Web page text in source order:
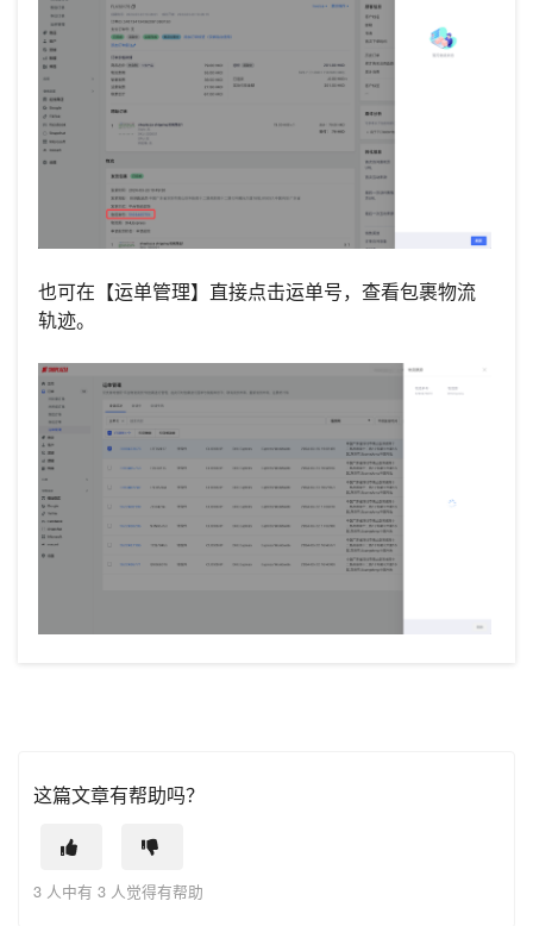
也可在【运单管理】直接点击运单号，查看包裹物流
轨迹。
这篇文章有帮助吗？
3 人中有 3 人觉得有帮助